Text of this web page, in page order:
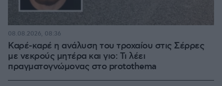
Καρέ-καρέ η ανάλυση του τροχαίου στις Σέρρες
με νεκρούς μητέρα και γιο: Τι λέει
πραγματογνώμονας στο protothema
08.08.2026, 08:36